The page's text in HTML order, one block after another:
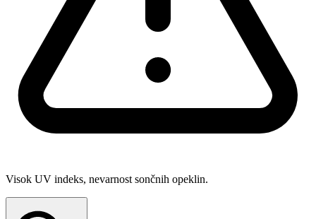
Visok UV indeks, nevarnost sončnih opeklin.